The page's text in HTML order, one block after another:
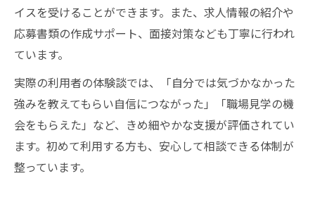
イスを受けることができます。また、求人情報の紹介や
応募書類の作成サポート、面接対策なども丁寧に行われ
ています。
実際の利用者の体験談では、「自分では気づかなかった
強みを教えてもらい自信につながった」「職場見学の機
会をもらえた」など、きめ細やかな支援が評価されてい
ます。初めて利用する方も、安心して相談できる体制が
整っています。